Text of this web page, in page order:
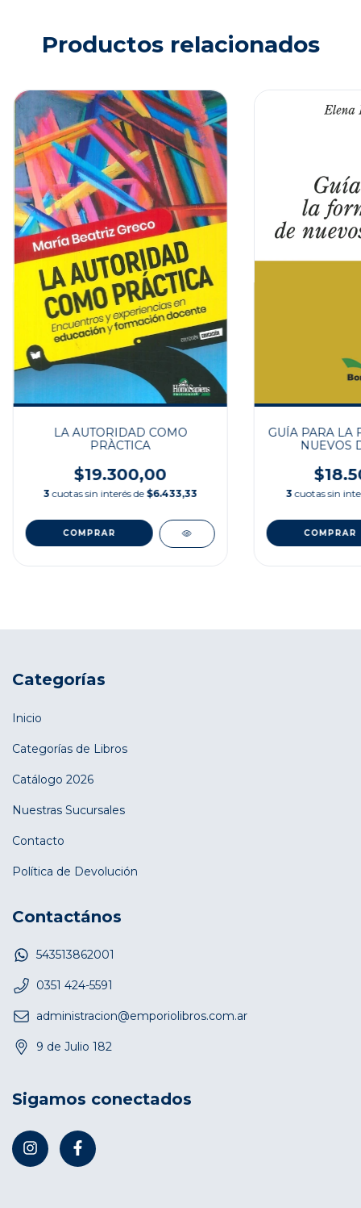
Productos relacionados
LA AUTORIDAD COMO
PRÀCTICA
$19.300,00
3 cuotas sin interés de $6.433,33
GUÍA PARA LA
NUEVOS
3 cuotas sin
Categorías
Inicio
Categorías de Libros
Catálogo 2026
Nuestras Sucursales
Contacto
Política de Devolución
Contactános
543513862001
0351 424-5591
administracion@emporiolibros.com.ar
9 de Julio 182
Sigamos conectados